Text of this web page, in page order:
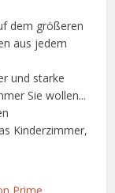
dem größeren
aus jedem
und starke
Sie wollen...
Kinderzimmer,